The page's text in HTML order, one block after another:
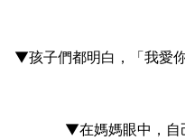
▼孩子們都明白，「我愛
▼在媽媽眼中，自